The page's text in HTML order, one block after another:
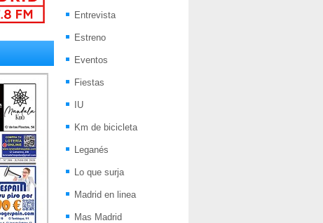
Entrevista
Estreno
Eventos
Fiestas
IU
Km de bicicleta
Leganés
Lo que surja
Madrid en linea
Mas Madrid